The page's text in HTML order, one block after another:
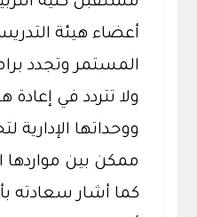
أعضاء هيئة
المستمر وتجدد
ولا تتردد في
ووحداتها الإدارية
ممكن بين مواردها
كما أشار سعادته